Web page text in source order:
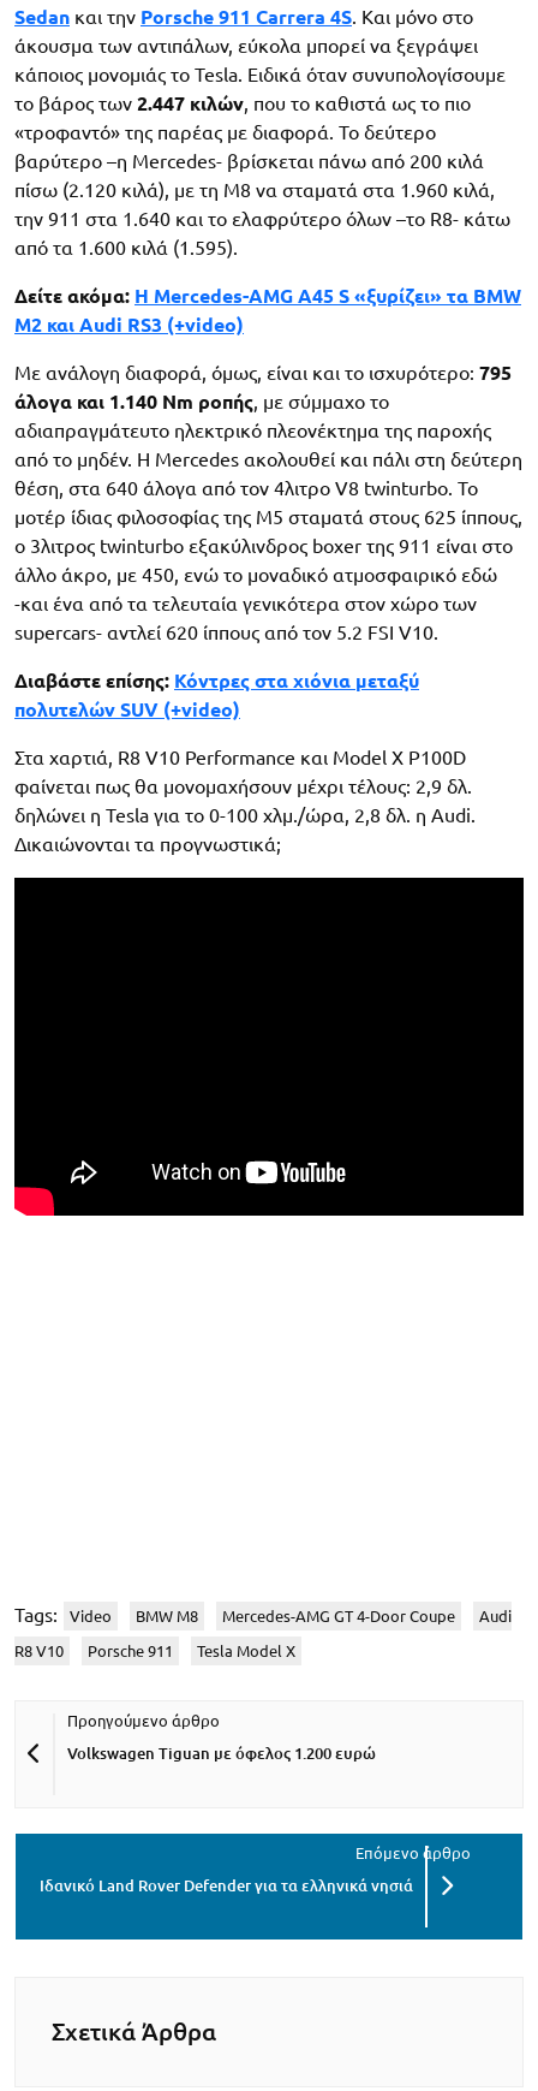
Sedan και την Porsche 911 Carrera 4S . Και μόνο στο
άκουσμα των αντιπάλων, εύκολα μπορεί να ξεγράψει
κάποιος μονομιάς το Tesla. Ειδικά όταν συνυπολογίσουμε
το βάρος των 2.447 κιλών , που το καθιστά ως το πιο
«τροφαντό» της παρέας με διαφορά. Το δεύτερο
βαρύτερο –η Mercedes- βρίσκεται πάνω από 200 κιλά
πίσω (2.120 κιλά), με τη M8 να σταματά στα 1.960 κιλά,
την 911 στα 1.640 και το ελαφρύτερο όλων –το R8- κάτω
από τα 1.600 κιλά (1.595).
Δείτε ακόμα: Η Mercedes-AMG A45 S «ξυρίζει» τα BMW
M2 και Audi RS3 (+video)
Με ανάλογη διαφορά, όμως, είναι και το ισχυρότερο: 795
άλογα και 1.140 Nm ροπής , με σύμμαχο το
αδιαπραγμάτευτο ηλεκτρικό πλεονέκτημα της παροχής
από το μηδέν. Η Mercedes ακολουθεί και πάλι στη δεύτερη
θέση, στα 640 άλογα από τον 4λιτρο V8 twinturbo. Το
μοτέρ ίδιας φιλοσοφίας της M5 σταματά στους 625 ίππους,
ο 3λιτρος twinturbo εξακύλινδρος boxer της 911 είναι στο
άλλο άκρο, με 450, ενώ το μοναδικό ατμοσφαιρικό εδώ
-και ένα από τα τελευταία γενικότερα στον χώρο των
supercars- αντλεί 620 ίππους από τον 5.2 FSI V10.
Διαβάστε επίσης: Κόντρες στα χιόνια μεταξύ
πολυτελών SUV (+video)
Στα χαρτιά, R8 V10 Performance και Model X P100D
φαίνεται πως θα μονομαχήσουν μέχρι τέλους: 2,9 δλ.
δηλώνει η Tesla για το 0-100 χλμ./ώρα, 2,8 δλ. η Audi.
Δικαιώνονται τα προγνωστικά;
Tags: Video BMW M8 Mercedes-AMG GT 4-Door Coupe Audi
R8 V10 Porsche 911 Tesla Model X
Volkswagen Tiguan με όφελος 1.200 ευρώ
Ιδανικό Land Rover Defender για τα ελληνικά νησιά
Σχετικά Άρθρα